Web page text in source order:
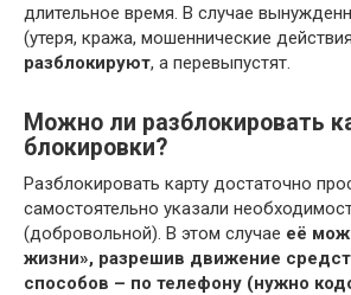
длительное время. В случае
(утеря, кража, мошеннические
разблокируют, а перевыпустят.
Можно ли разблокировать
блокировки?
Разблокировать карту достаточно
самостоятельно указали
(добровольной). В этом случае её
жизни», разрешив движение
способов – по телефону (нужно